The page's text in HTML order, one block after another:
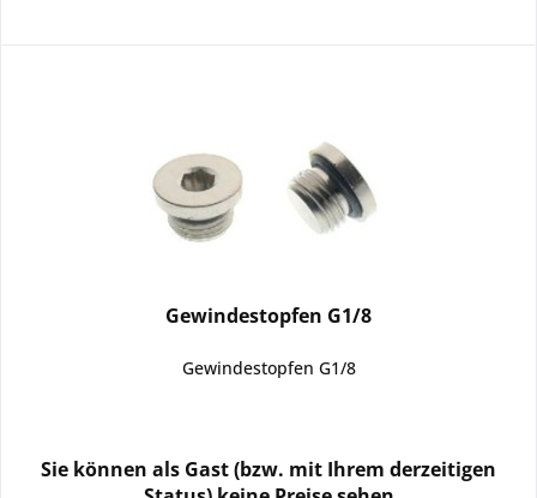
Gewindestopfen G1/8
Gewindestopfen G1/8
Sie können als Gast (bzw. mit Ihrem derzeitigen